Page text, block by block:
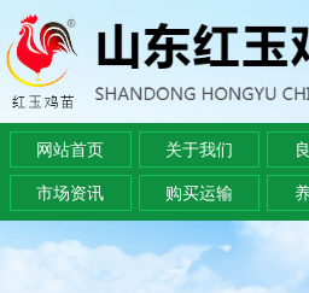
网站首页 关于我们
市场资讯 购买运输